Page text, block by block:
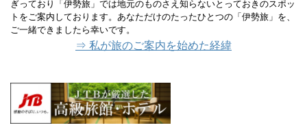
ぎっており「伊勢旅」では地元のものさえ知らないとっておきのスポッ
トをご案内しております。あなただけのたったひとつの「伊勢旅」を、
ご一緒できましたら幸いです。
⇒ 私が旅のご案内を始めた経緯